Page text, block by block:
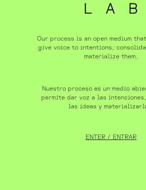
Our process is an open medium
give voice to intentions,
materialize them.
Nuestro proceso es un medio
permite dar voz a las
las ideas y
ENTER / ENTRAR